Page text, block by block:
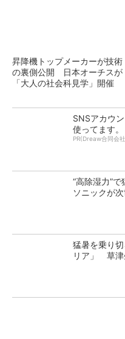
昇降機トップメーカーが技術
の裏側公開 日本オーチスが
「大人の社会科見学」開催
SNSアカウ
使ってます。
PR(Dreaw合同会
“高除湿力”
ソニックが
猛暑を乗り
リア」 草津